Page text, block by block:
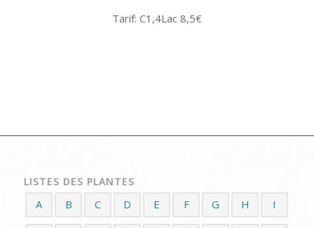
Tarif: C1,4Lac 8,5€
LISTES DES PLANTES
A B C D E F G H I